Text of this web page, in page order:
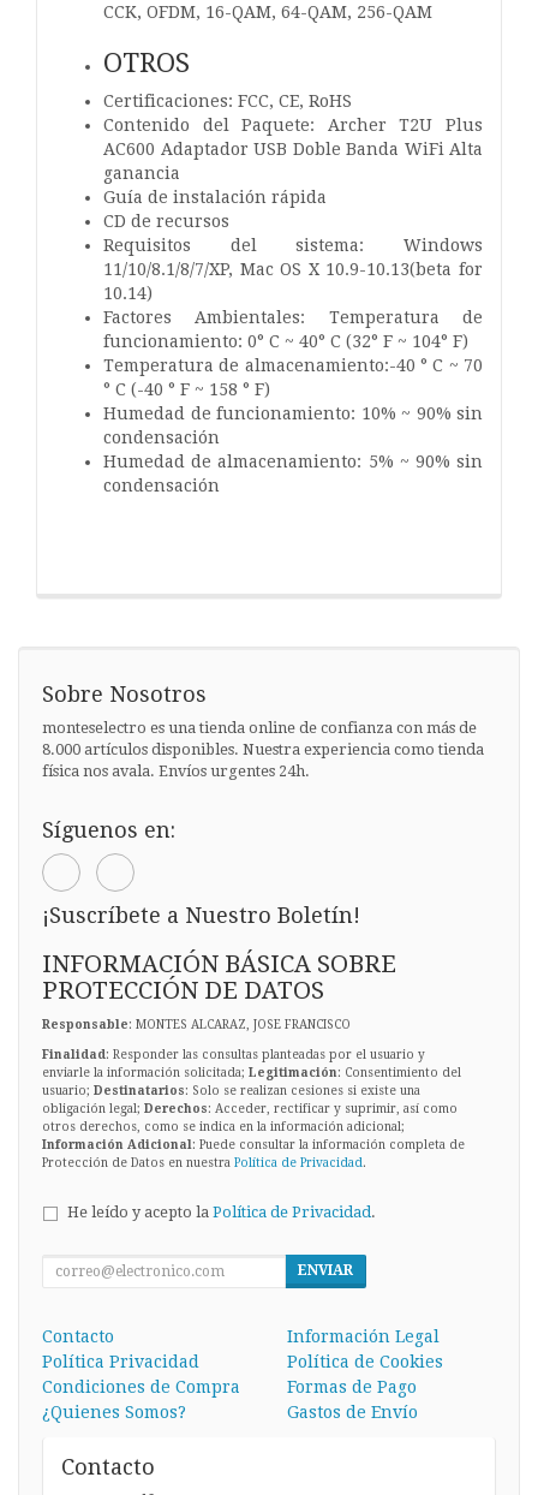
CCK, OFDM, 16-QAM, 64-QAM, 256-QAM
OTROS
Certificaciones: FCC, CE, RoHS
Contenido del Paquete: Archer T2U Plus
AC600 Adaptador USB Doble Banda WiFi Alta
ganancia
Guía de instalación rápida
CD de recursos
Requisitos del sistema: Windows
11/10/8.1/8/7/XP, Mac OS X 10.9-10.13(beta for
10.14)
Factores Ambientales: Temperatura de
funcionamiento: 0° C ~ 40° C (32° F ~ 104° F)
Temperatura de almacenamiento:-40 ° C ~ 70
° C (-40 ° F ~ 158 ° F)
Humedad de funcionamiento: 10% ~ 90% sin
condensación
Humedad de almacenamiento: 5% ~ 90% sin
condensación
Sobre Nosotros
monteselectro es una tienda online de confianza con más de
8.000 artículos disponibles. Nuestra experiencia como tienda
física nos avala. Envíos urgentes 24h.
Síguenos en:
¡Suscríbete a Nuestro Boletín!
INFORMACIÓN BÁSICA SOBRE
PROTECCIÓN DE DATOS
Responsable: MONTES ALCARAZ, JOSE FRANCISCO
Finalidad : Responder las consultas planteadas por el usuario y
enviarle la información solicitada; Legitimación: Consentimiento del
usuario; Destinatarios: Solo se realizan cesiones si existe una
obligación legal; Derechos: Acceder, rectificar y suprimir, así como
otros derechos, como se indica en la información adicional;
Información Adicional : Puede consultar la información completa de
Protección de Datos en nuestra Política de Privacidad .
He leído y acepto la Política de Privacidad.
ENVIAR
Contacto
Información Legal
Política Privacidad
Política de Cookies
Condiciones de Compra
Formas de Pago
¿Quienes Somos?
Gastos de Envío
Contacto